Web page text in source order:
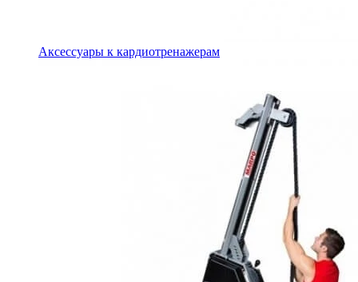
Аксессуары к кардиотренажерам